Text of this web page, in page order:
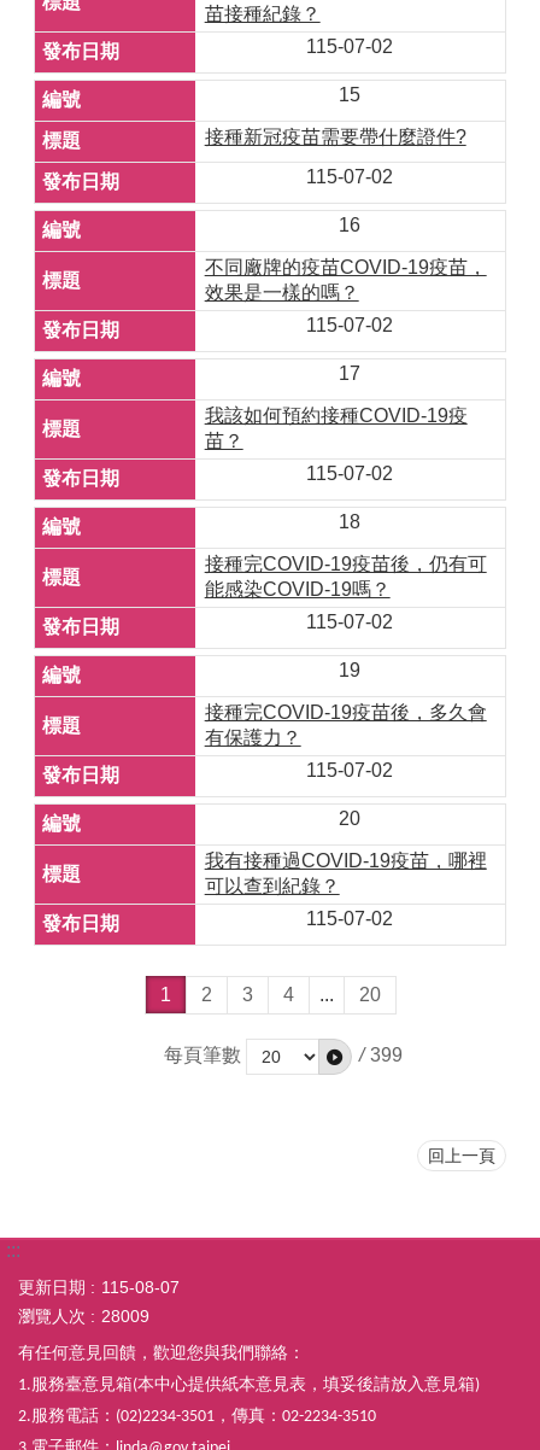
苗接種紀錄？
115-07-02
15
接種新冠疫苗需要帶什麼證件?
115-07-02
16
不同廠牌的疫苗COVID-19疫苗，
效果是一樣的嗎？
115-07-02
17
我該如何預約接種COVID-19疫
苗？
115-07-02
18
接種完COVID-19疫苗後，仍有可
能感染COVID-19嗎？
115-07-02
19
接種完COVID-19疫苗後，多久會
有保護力？
115-07-02
20
我有接種過COVID-19疫苗，哪裡
可以查到紀錄？
115-07-02
1 2 3 4 ... 20
每頁筆數 / 399
回上一頁
:::
更新日期
115-08-07
瀏覽人次
28009
有任何意見回饋，歡迎您與我們聯絡：
1.服務臺意見箱(本中心提供紙本意見表，填妥後請放入意見箱)
2.服務電話： (02)2234-3501 ，傳真： 02-2234-3510
電子郵件：